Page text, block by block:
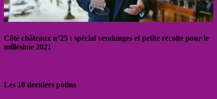
Côté châteaux n°25 : spécial vendanges et petite récolte pour le
millésime 2021
Les 10 derniers potins